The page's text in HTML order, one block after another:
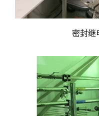
密封继